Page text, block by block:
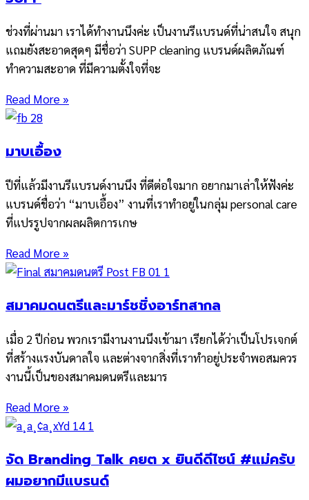
ช่วงที่ผ่านมา เราได้ทำงานนึงค่ะ เป็นงานรีแบรนด์ที่น่าสนใจ สนุก
แถมยังสะอาดสุดๆ มีชื่อว่า SUPP cleaning แบรนด์ผลิตภัณฑ์
ทำความสะอาด ที่มีความตั้งใจที่จะ
Read More »
มาบเอื้อง
ปีที่แล้วมีงานรีแบรนด์งานนึง ที่ดีต่อใจมาก อยากมาเล่าให้ฟังค่ะ
แบรนด์ชื่อว่า “มาบเอื้อง” งานที่เราทำอยู่ในกลุ่ม personal care
ที่แปรรูปจากผลผลิตการเกษ
Read More »
สมาคมดนตรีและมาร์ชชิ่งอาร์ทสากล
เมื่อ 2 ปีก่อน พวกเรามีงานงานนึงเข้ามา เรียกได้ว่าเป็นโปรเจกต์
ที่สร้างแรงบันดาลใจ และต่างจากสิ่งที่เราทำอยู่ประจำพอสมควร
งานนี้เป็นของสมาคมดนตรีและมาร
Read More »
จัด Branding Talk คยต x ยินดีดีไซน์ #แม่ครับ
ผมอยากมีแบรนด์